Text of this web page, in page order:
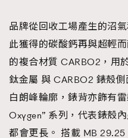
品牌從回收工場產生的沼
此獲得的碳酸鈣再與超輕
的複合材質 CARBO2，用
鈦金屬 與 CARBO2 錶殼
白朗峰輪廓，錶背亦飾有
Oxygen” 系列，代表錶殼
都會更長。 搭載 MB